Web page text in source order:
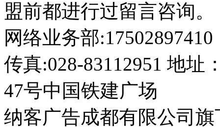
盟前都进行过留言咨询。
网络业务部
传真:028-83112951 地址
47号中国铁建广场
纳客广告成都有限公司旗